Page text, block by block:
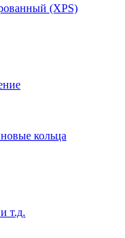
(XPS)
кольца
т.д.